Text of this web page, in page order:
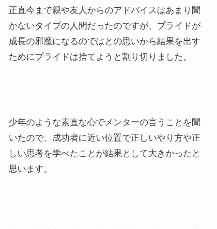
正直今まで親や友人からのアドバイスはあまり聞
かないタイプの人間だったのですが、プライドが
成長の邪魔になるのではとの思いから結果を出す
ためにプライドは捨てようと割り切りました。
少年のような素直な心でメンターの言うことを聞
いたので、成功者に近い位置で正しいやり方や正
しい思考を学べたことが結果として大きかったと
思います。